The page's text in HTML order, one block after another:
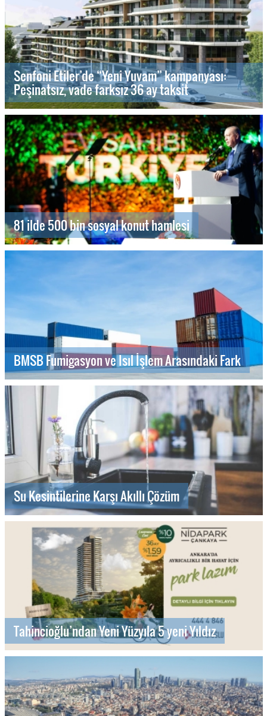
Senfoni Etiler’de “Yeni Yuvam” kampanyası:
Peşinatsız, vade farksız 36 ay taksit
81 ilde 500 bin sosyal konut hamlesi
BMSB Fumigasyon ve Isıl İşlem Arasındaki Fark
Su Kesintilerine Karşı Akıllı Çözüm
Tahincioğlu’ndan Yeni Yüzyıla 5 yeni Yıldız